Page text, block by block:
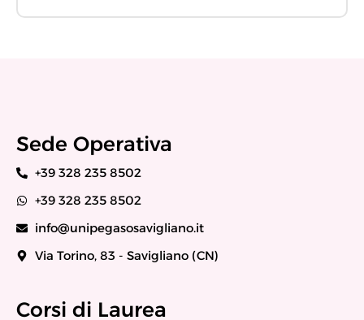
Sede Operativa
+39 328 235 8502
+39 328 235 8502
info@unipegasosavigliano.it
Via Torino, 83 - Savigliano (CN)
Corsi di Laurea